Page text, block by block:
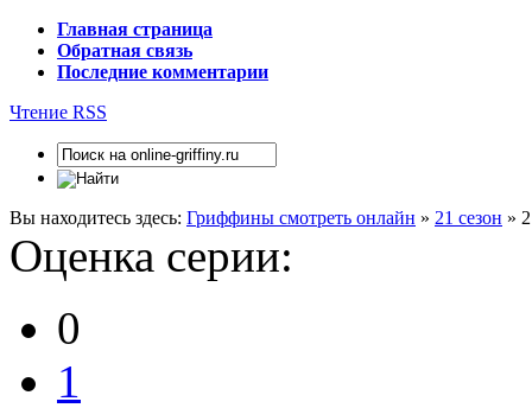
Главная страница
Обратная связь
Последние комментарии
Чтение RSS
Вы находитесь здесь: Гриффины смотреть онлайн » 21 сезон »
Оценка серии:
0
1